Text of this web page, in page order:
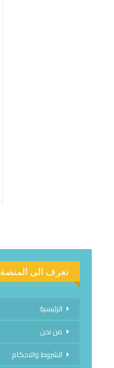
تعرف الى المنصة
الرئيسية
من نحن
الشروط والاحكام